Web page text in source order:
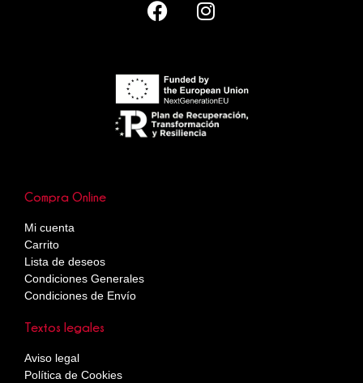
Compra Online
Mi cuenta
Carrito
Lista de deseos
Condiciones Generales
Condiciones de Envío
Textos legales
Aviso legal
Política de Cookies